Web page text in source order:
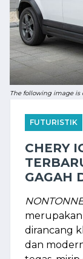
The following image is
FUTURISTIK
CHERY
GAGAH
dirancang
dan